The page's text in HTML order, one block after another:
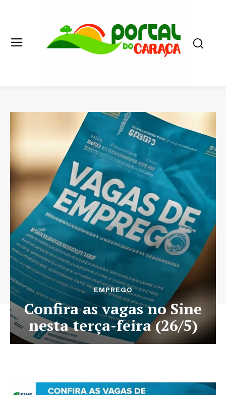
EMPREGO
Confira as vagas no Sine
nesta terça-feira (26/5)